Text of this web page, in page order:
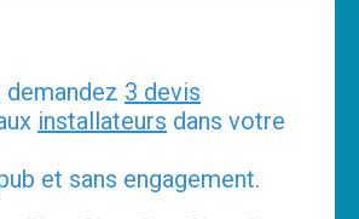
demandez 3 devis
installateurs dans votre
et sans engagement.